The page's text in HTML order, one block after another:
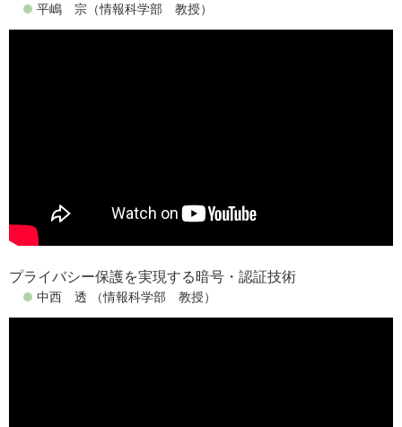
平嶋 宗（情報科学部 教授）
プライバシー保護を実現する暗号・認証技術
中西 透 （情報科学部 教授）